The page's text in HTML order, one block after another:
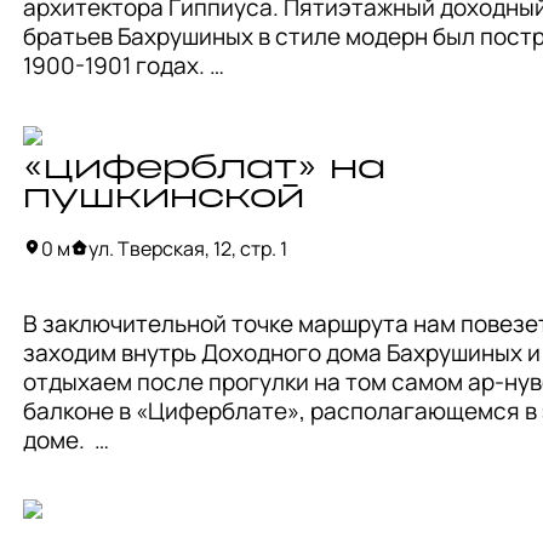
барокко. Кстати, эти локации — входная группа
со старинными латунными фонарями и
очень популярны у фотографов.
архитектора Гиппиуса. Пятиэтажный
братьев Бахрушиных в стиле модерн был
1900-1901 годах.
Самым ярким декоративным элементом дома
являются металлические ограждения
тонкие стебли с качающимися венчиками
Первые два этажа дома арендовали торговые
учреждения, а на верхних этажах
второго этажа поддерживают небольшие
оригинальными капителями в виде женских
развевающимися волосами.
«циферблат» на
пушкинской
0 м ул. Тверская, 12, стр. 1
В заключительной точке маршрута нам
заходим внутрь Доходного дома Бахрушиных и
отдыхаем после прогулки на том самом ар-
балконе в «Циферблате», располагающемся в
доме.
Место работает по принципу антикафе: это
свободное пространство с уютной домашней